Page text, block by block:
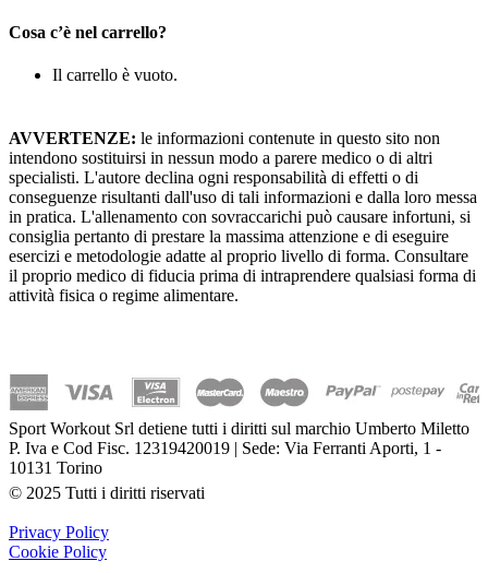
Cosa c’è nel carrello?
Il carrello è vuoto.
AVVERTENZE: le informazioni contenute in questo sito non
intendono sostituirsi in nessun modo a parere medico o di altri
specialisti. L'autore declina ogni responsabilità di effetti o di
conseguenze risultanti dall'uso di tali informazioni e dalla loro messa
in pratica. L'allenamento con sovraccarichi può causare infortuni, si
consiglia pertanto di prestare la massima attenzione e di eseguire
esercizi e metodologie adatte al proprio livello di forma. Consultare
il proprio medico di fiducia prima di intraprendere qualsiasi forma di
attività fisica o regime alimentare.
Sport Workout Srl detiene tutti i diritti sul marchio Umberto Miletto
P. Iva e Cod Fisc. 12319420019 | Sede: Via Ferranti Aporti, 1 -
10131 Torino
© 2025 Tutti i diritti riservati
Privacy Policy
Cookie Policy